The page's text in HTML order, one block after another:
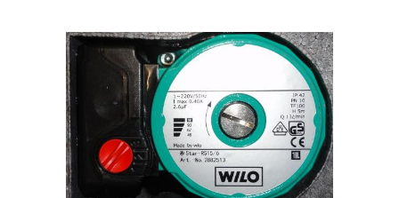
Насосы для домашних
нужд
Насос для домашнего
отопления
Насос для домашнего
бассейна
Насос для домашних
нужд